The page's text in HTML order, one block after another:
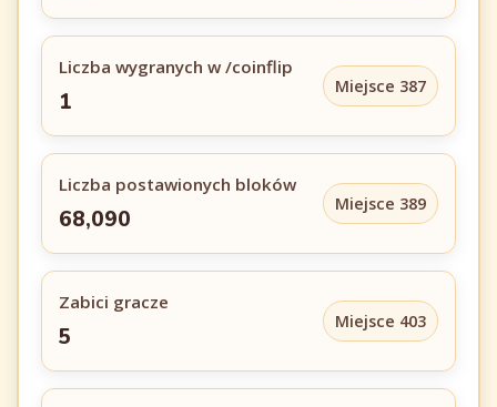
Liczba wygranych w /coinflip
1
Miejsce 387
Liczba postawionych bloków
68,090
Miejsce 389
Zabici gracze
5
Miejsce 403